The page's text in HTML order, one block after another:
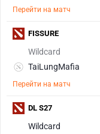
Перейти на матч
Wildcard
TaiLungMafia
Перейти на матч
FISSURE
Wildcard
DL S27